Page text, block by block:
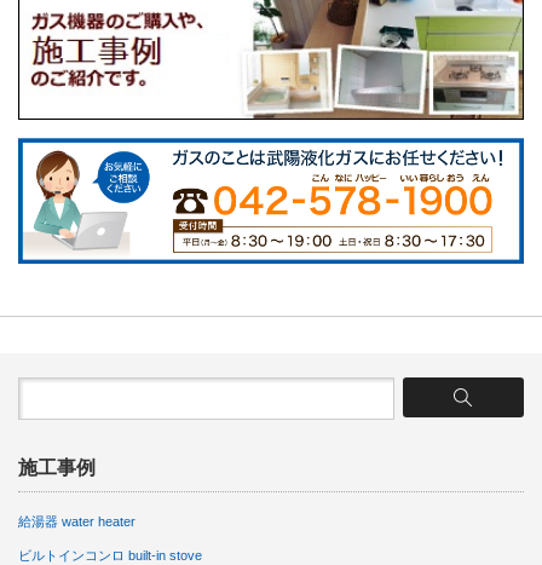
施工事例
給湯器 water heater
ビルトインコンロ built-in stove